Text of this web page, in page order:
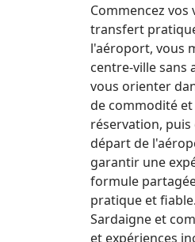
Commencez
transfert
l'aéroport, vous
centre-ville sans
vous orienter
de commodité
réservation, puis
départ de
garantir une
formule
pratique et
Sardaigne et
et expériences